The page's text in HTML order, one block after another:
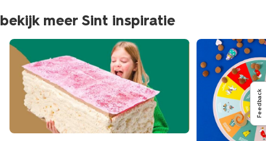
bekijk meer Sint inspiratie
Feedback